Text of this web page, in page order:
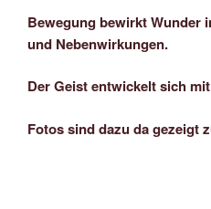
Bewegung bewirkt Wunder
und Nebenwirkungen.
Der Geist entwickelt sich
Fotos sind dazu da gezeigt